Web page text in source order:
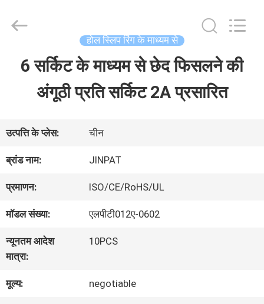
वीआर
दिखाएँ
हमारे
बारे
में
Electronics
होल स्लिप रिंग के माध्यम से
6 सर्किट के माध्यम से छेद फिसलने की
अंगूठी प्रति सर्किट 2A प्रसारित
उत्पत्ति के प्लेस: चीन
ब्रांड नाम: JINPAT
प्रमाणन: ISO/CE/RoHS/UL
मॉडल संख्या: एलपीटी012ए-0602
न्यूनतम आदेश
मात्रा:
10PCS
मूल्य: negotiable